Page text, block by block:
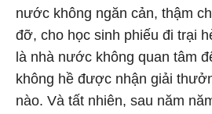
nước không ngăn cản, thậm
đỡ, cho học sinh phiếu đi trại
là nhà nước không quan tâm
không hề được nhận giải
nào. Và tất nhiên, sau năm